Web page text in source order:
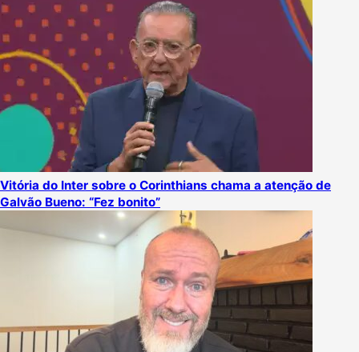
Vitória do Inter sobre o Corinthians chama a atenção de
Galvão Bueno: “Fez bonito”